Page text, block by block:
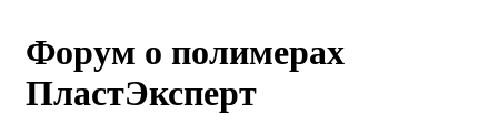
Форум о полимерах
ПластЭксперт